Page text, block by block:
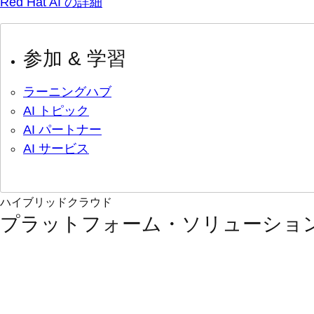
参加 & 学習
ラーニングハブ
AI トピック
AI パートナー
AI サービス
ハイブリッドクラウド
プラットフォーム・ソリューショ